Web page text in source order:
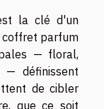
la clé d'un
coffret parfum
— floral,
— définissent
de cibler
que ce soit